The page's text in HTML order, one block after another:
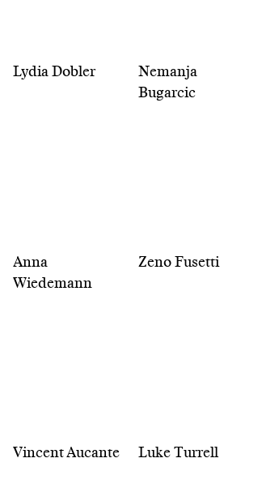
Lydia Dobler
Nemanja
Bugarcic
Anna
Wiedemann
Zeno Fusetti
Vincent Aucante Luke Turrell